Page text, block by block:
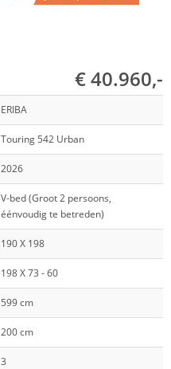
€ 40.960,-
ERIBA
Touring 542 Urban
2026
V-bed (Groot 2 persoons,
éénvoudig te betreden)
190 X 198
198 X 73 - 60
599 cm
200 cm
3